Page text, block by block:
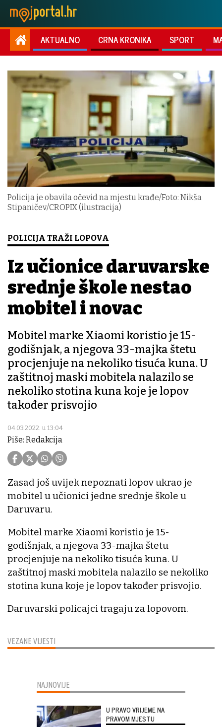
AKTUALNO CRNA KRONIKA SPORT
Policija je obavila očevid na mjestu krađe/Foto: Nikša
Stipaničev/CROPIX (ilustracija)
POLICIJA TRAŽI LOPOVA
Iz učionice daruvarske
srednje škole nestao
mobitel i novac
Mobitel marke Xiaomi koristio je 15-
godišnjak, a njegova 33-majka štetu
procjenjuje na nekoliko tisuća kuna. U
zaštitnoj maski mobitela nalazilo se
nekoliko stotina kuna koje je lopov
također prisvojio
04.03.2022. u 13:04
Piše: Redakcija
VEZANE VIJESTI
Zasad još uvijek nepoznati lopov ukrao je
mobitel u učionici jedne srednje škole u
Daruvaru.
Mobitel marke Xiaomi koristio je 15-
godišnjak, a njegova 33-majka štetu
procjenjuje na nekoliko tisuća kuna. U
zaštitnoj maski mobitela nalazilo se nekoliko
stotina kuna koje je lopov također prisvojio.
Daruvarski policajci tragaju za lopovom.
NAJNOVIJE
U PRAVO VRIJEME NA
PRAVOM MJESTU